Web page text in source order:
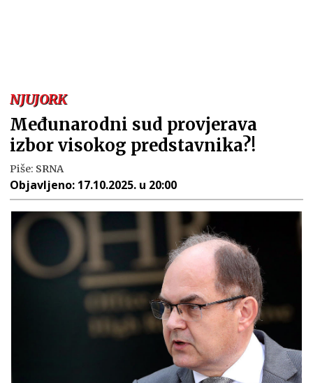
NJUJORK
Međunarodni sud provjerava
izbor visokog predstavnika?!
Piše: SRNA
Objavljeno: 17.10.2025. u 20:00